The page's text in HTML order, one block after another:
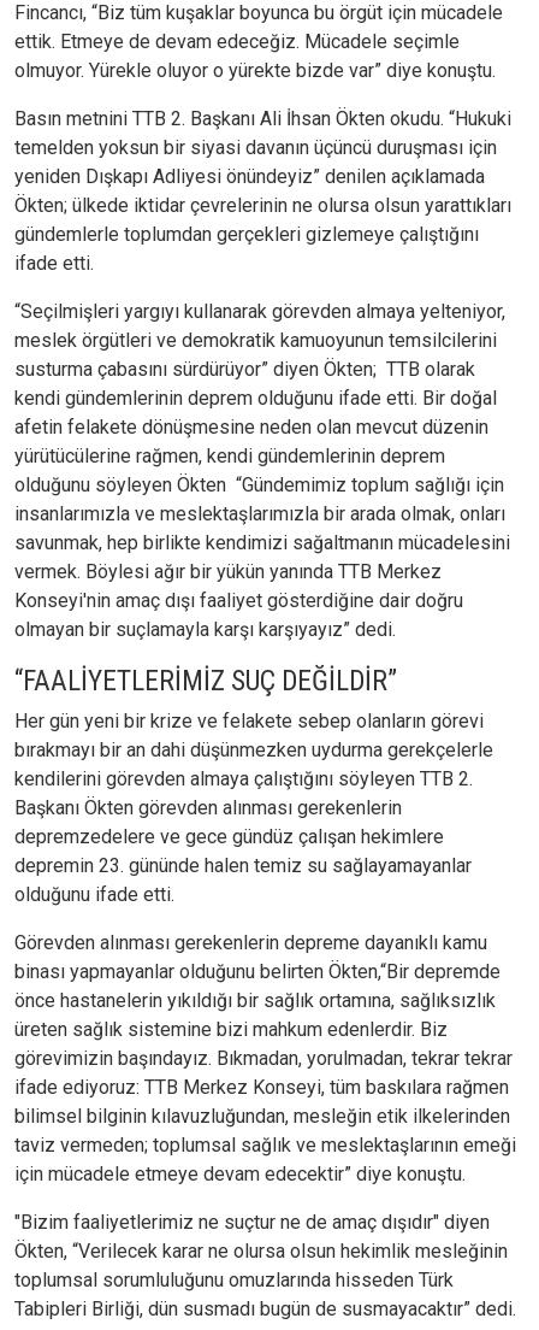
Fincancı, “Biz tüm kuşaklar boyunca bu örgüt için mücadele
ettik. Etmeye de devam edeceğiz. Mücadele seçimle
olmuyor. Yürekle oluyor o yürekte bizde var” diye konuştu.
Basın metnini TTB 2. Başkanı Ali İhsan Ökten okudu. “Hukuki
temelden yoksun bir siyasi davanın üçüncü duruşması için
yeniden Dışkapı Adliyesi önündeyiz” denilen açıklamada
Ökten; ülkede iktidar çevrelerinin ne olursa olsun yarattıkları
gündemlerle toplumdan gerçekleri gizlemeye çalıştığını
ifade etti.
“Seçilmişleri yargıyı kullanarak görevden almaya yelteniyor,
meslek örgütleri ve demokratik kamuoyunun temsilcilerini
susturma çabasını sürdürüyor” diyen Ökten; TTB olarak
kendi gündemlerinin deprem olduğunu ifade etti. Bir doğal
afetin felakete dönüşmesine neden olan mevcut düzenin
yürütücülerine rağmen, kendi gündemlerinin deprem
olduğunu söyleyen Ökten “Gündemimiz toplum sağlığı için
insanlarımızla ve meslektaşlarımızla bir arada olmak, onları
savunmak, hep birlikte kendimizi sağaltmanın mücadelesini
vermek. Böylesi ağır bir yükün yanında TTB Merkez
Konseyi'nin amaç dışı faaliyet gösterdiğine dair doğru
olmayan bir suçlamayla karşı karşıyayız” dedi.
“FAALİYETLERİMİZ SUÇ DEĞİLDİR”
Her gün yeni bir krize ve felakete sebep olanların görevi
bırakmayı bir an dahi düşünmezken uydurma gerekçelerle
kendilerini görevden almaya çalıştığını söyleyen TTB 2.
Başkanı Ökten görevden alınması gerekenlerin
depremzedelere ve gece gündüz çalışan hekimlere
depremin 23. gününde halen temiz su sağlayamayanlar
olduğunu ifade etti.
Görevden alınması gerekenlerin depreme dayanıklı kamu
binası yapmayanlar olduğunu belirten Ökten,“Bir depremde
önce hastanelerin yıkıldığı bir sağlık ortamına, sağlıksızlık
üreten sağlık sistemine bizi mahkum edenlerdir. Biz
görevimizin başındayız. Bıkmadan, yorulmadan, tekrar tekrar
ifade ediyoruz: TTB Merkez Konseyi, tüm baskılara rağmen
bilimsel bilginin kılavuzluğundan, mesleğin etik ilkelerinden
taviz vermeden; toplumsal sağlık ve meslektaşlarının emeği
için mücadele etmeye devam edecektir” diye konuştu.
"Bizim faaliyetlerimiz ne suçtur ne de amaç dışıdır" diyen
Ökten, “Verilecek karar ne olursa olsun hekimlik mesleğinin
toplumsal sorumluluğunu omuzlarında hisseden Türk
Tabipleri Birliği, dün susmadı bugün de susmayacaktır” dedi.